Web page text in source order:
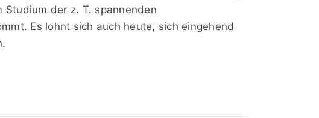
der z. T. spannenden
Es lohnt sich auch heute, sich eingehend